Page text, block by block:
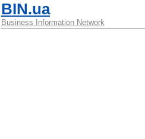
BIN.ua
Business Information Network